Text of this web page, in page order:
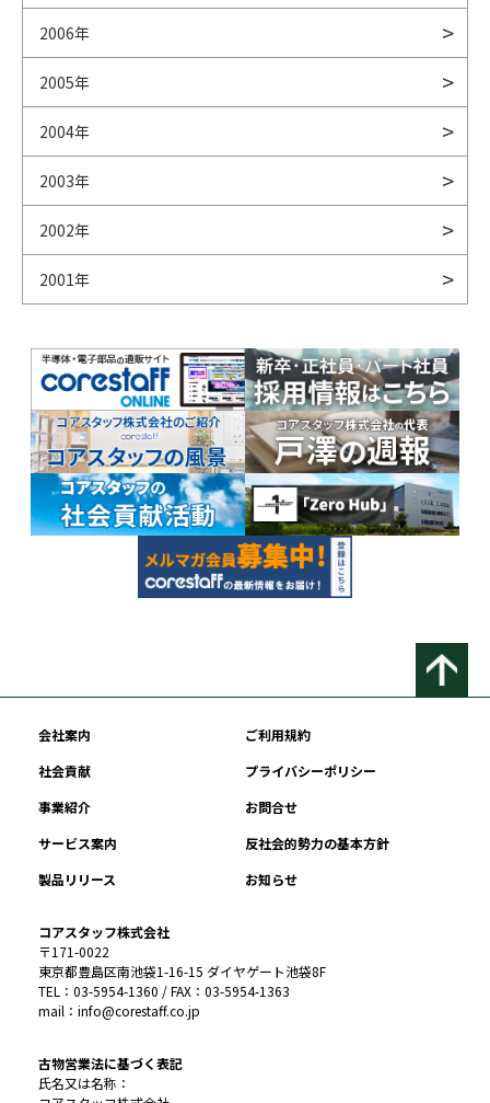
2006年
2005年
2004年
2003年
2002年
2001年
会社案内
ご利用規約
社会貢献
プライバシーポリシー
事業紹介
お問合せ
サービス案内
反社会的勢力の基本方針
製品リリース
お知らせ
コアスタッフ株式会社
〒171-0022
東京都豊島区南池袋1-16-15 ダイヤゲート池袋8F
TEL：03-5954-1360 / FAX：03-5954-1363
mail：info@corestaff.co.jp
古物営業法に基づく表記
氏名又は名称：